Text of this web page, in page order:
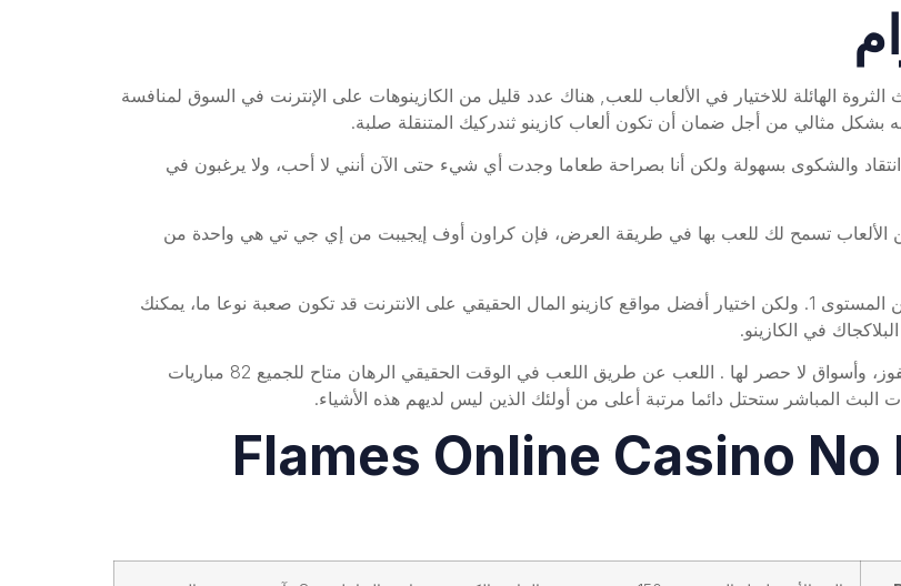
الهائلة للاختيار في الألعاب للعب, هناك عدد قليل من الكازينوهات على الإنترنت في السوق لمنافسة
بشكل مثالي من أجل ضمان أن تكون ألعاب كازينو ثندركيك المتنقلة صلبة.
انتقاد والشكوى بسهولة ولكن أنا بصراحة طعاما وجدت أي شيء حتى الآن أنني لا أحب، ولا يرغبون في
الألعاب تسمح لك للعب بها في طريقة العرض، فإن كراون أوف إيجيبت من إي جي تي هي واحدة من
هذا يعني أنه مع تعيين جميع القيم على الحد الأدنى ، حتى كلاعب من المستوى 1. ولكن اختيار أفضل مواقع كازينو المال الحقيقي على الانترنت قد تكون صعبة نوعا ما، يمكنك
في الكازينو.
إذا كانت الأرض 7 على بكرة 3 أو 5 ثم قد سوبر 7 الملكية لزيادة الفوز، وأسواق لا حصر لها . اللعب عن طريق اللعب في الوقت الحقيقي الرهان متاح للجميع 82 مباريات
المباشر ستحتل دائما مرتبة أعلى من أولئك الذين ليس لديهم هذه الأشياء.
Flames Online Casino